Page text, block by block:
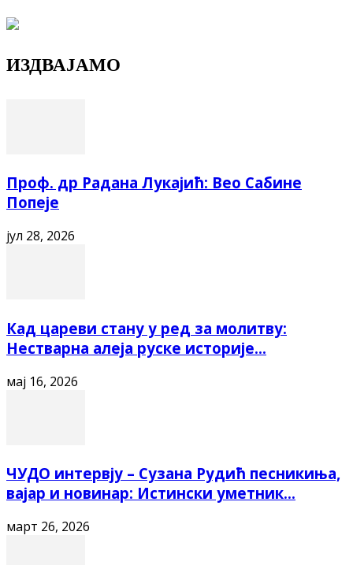
ИЗДВАЈАМО
Проф. др Радана Лукајић: Вео Сабине
Попеје
јул 28, 2026
Кад цареви стану у ред за молитву:
Нестварна алеја руске историје...
мај 16, 2026
ЧУДО интервју – Сузана Рудић песникиња,
вајар и новинар: Истински уметник...
март 26, 2026